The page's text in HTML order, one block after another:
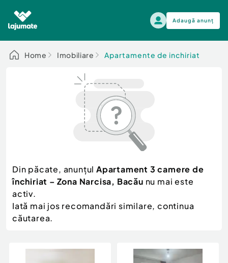
Adaugă anunț
Alege categoria
Auto, moto si ambarcatiuni
Electronice si electrocasnice
Mama si copilul
Moda si frumusete
Sport, timp liber, arta
Agro si Industrie
Auto, moto si ambarcatiuni
Scutere - ATV - UTV
Autoutilitare
Ambarcatiuni
Camioane - Rulote - Remorci
Motociclete
Piese auto si accesorii
Home Imobiliare Apartamente de inchiriat
Din păcate, anunțul Apartament 3 camere de
închiriat – Zona Narcisa, Bacău nu mai este
activ.
Iată mai jos recomandări similare, continua
căutarea.